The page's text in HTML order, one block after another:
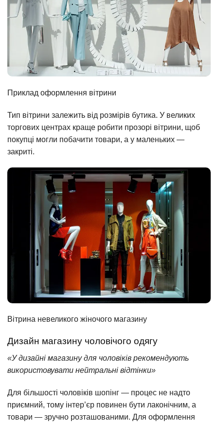
Приклад оформлення вітрини
Тип вітрини залежить від розмірів бутика. У великих
торгових центрах краще робити прозорі вітрини, щоб
покупці могли побачити товари, а у маленьких —
закриті.
Вітрина невеликого жіночого магазину
Дизайн магазину чоловічого одягу
«У дизайні магазину для чоловіків рекомендують
використовувати нейтральні відтінки»
Для більшості чоловіків шопінг — процес не надто
приємний, тому інтер’єр повинен бути лаконічним, а
товари — зручно розташованими. Для оформлення